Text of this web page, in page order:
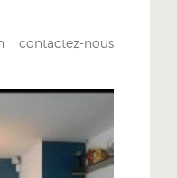
contactez-nous